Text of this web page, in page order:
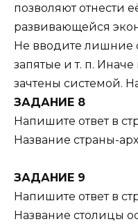
позволяют отнести
развивающейся
Не вводите лишние
запятые и т. п.
зачтены системой.
ЗАДАНИЕ 8
Напишите ответ в
Название страны-
ЗАДАНИЕ 9
Напишите ответ в
Название столицы